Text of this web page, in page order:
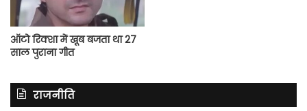
ऑटो रिक्शा में खूब बजता था 27
साल पुराना गीत
राजनीति